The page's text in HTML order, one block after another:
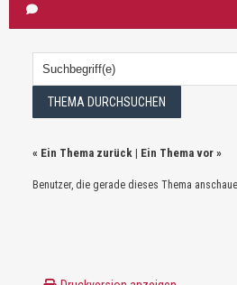
« Ein Thema zurück | Ein Thema vor »
Benutzer, die gerade dieses Thema